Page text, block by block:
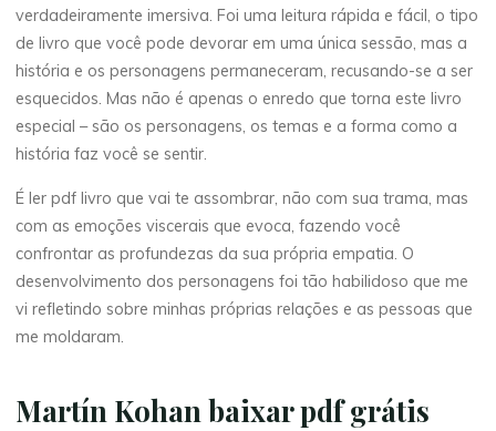
verdadeiramente imersiva. Foi uma leitura rápida e fácil, o tipo
de livro que você pode devorar em uma única sessão, mas a
história e os personagens permaneceram, recusando-se a ser
esquecidos. Mas não é apenas o enredo que torna este livro
especial – são os personagens, os temas e a forma como a
história faz você se sentir.
É ler pdf livro que vai te assombrar, não com sua trama, mas
com as emoções viscerais que evoca, fazendo você
confrontar as profundezas da sua própria empatia. O
desenvolvimento dos personagens foi tão habilidoso que me
vi refletindo sobre minhas próprias relações e as pessoas que
me moldaram.
Martín Kohan baixar pdf grátis